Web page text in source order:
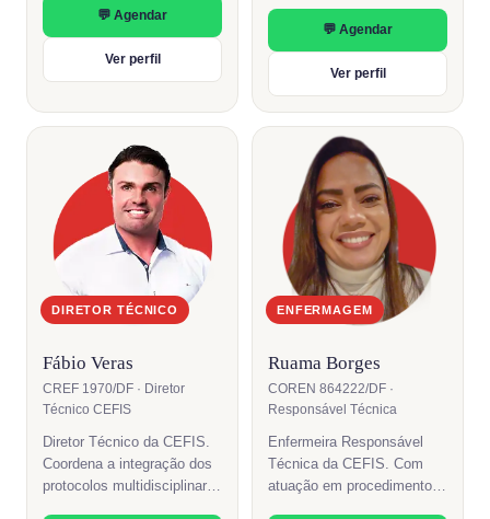
💬 Agendar
Ver perfil
cada pessoa.💬 Agendar
Ver perfil
DIRETOR TÉCNICO
Fábio Veras
CREF 1970/DF · Diretor
Técnico CEFIS
Diretor Técnico da CEFIS.
Coordena a integração dos
protocolos multidisciplinares
ENFERMAGEM
Ruama Borges
COREN 864222/DF ·
Responsável Técnica
Enfermeira Responsável
Técnica da CEFIS. Com
atuação em procedimentos